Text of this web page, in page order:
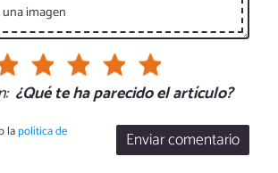
imagen
¿Qué te ha parecido el artículo?
Enviar comentario
lapolítica de